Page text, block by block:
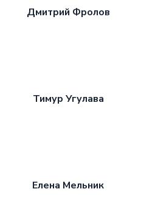
Дмитрий Фролов
Тимур Угулава
Елена Мельник